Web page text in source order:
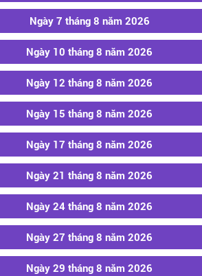
Ngày 7 tháng 8 năm 2026
Ngày 10 tháng 8 năm 2026
Ngày 12 tháng 8 năm 2026
Ngày 15 tháng 8 năm 2026
Ngày 17 tháng 8 năm 2026
Ngày 21 tháng 8 năm 2026
Ngày 24 tháng 8 năm 2026
Ngày 27 tháng 8 năm 2026
Ngày 29 tháng 8 năm 2026